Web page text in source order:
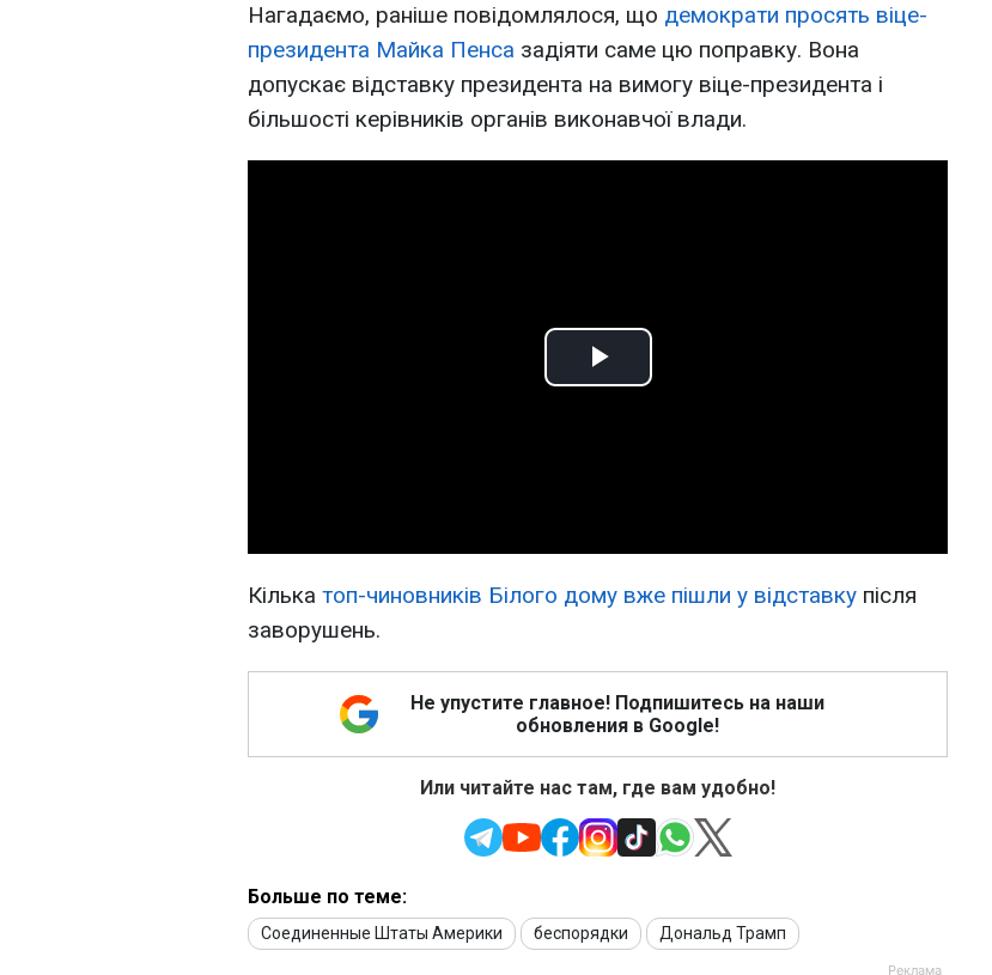
Нагадаємо, раніше повідомлялося, що демократи просять віце-
президента Майка Пенса задіяти саме цю поправку. Вона
допускає відставку президента на вимогу віце-президента і
більшості керівників органів виконавчої влади.
Play
Кілька топ-чиновників Білого дому вже пішли у відставку після
заворушень.
Не упустите главное! Подпишитесь на наши
обновления в Google!
Или читайте нас там, где вам удобно!
Больше по теме:
Соединенные Штаты Америки беспорядки Дональд Трамп